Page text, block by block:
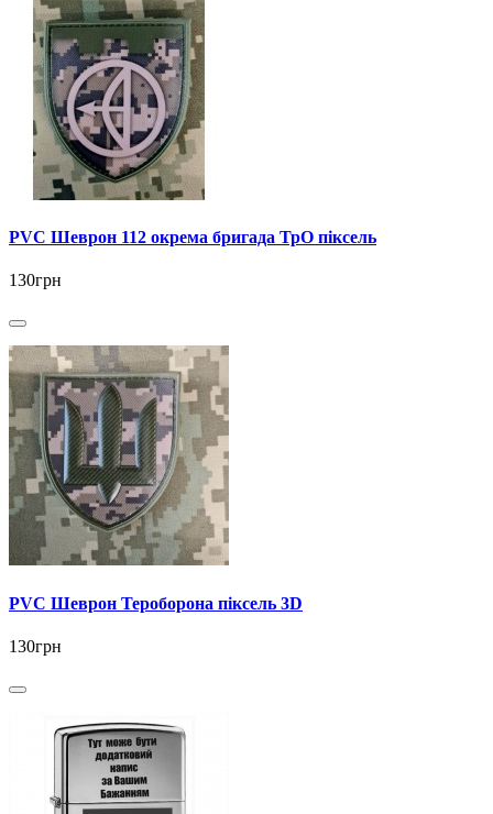
PVC Шеврон 112 окрема бригада ТрО піксель
130грн
PVC Шеврон Тероборона піксель 3D
130грн